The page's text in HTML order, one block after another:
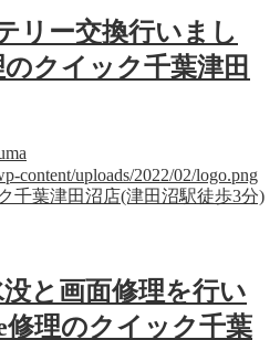
リー交換行いまし
クイック千葉津田
content/uploads/2022/02/logo.png
千葉津田沼店(津田沼駅徒歩3分)
と画面修理を行い
修理のクイック千葉